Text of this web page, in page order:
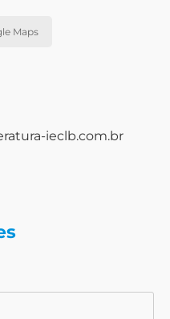
Maps
ieclb.com.br